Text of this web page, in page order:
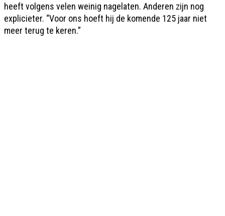
heeft volgens velen weinig nagelaten. Anderen zijn nog
explicieter. “Voor ons hoeft hij de komende 125 jaar niet
meer terug te keren.”